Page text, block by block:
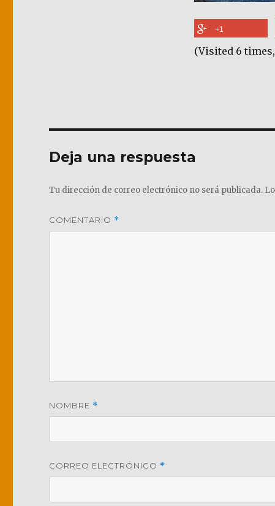
+1
(Visited 6
Deja una respuesta
Tu dirección de correo electrónico no será publicada.
COMENTARIO *
NOMBRE *
CORREO ELECTRÓNICO *